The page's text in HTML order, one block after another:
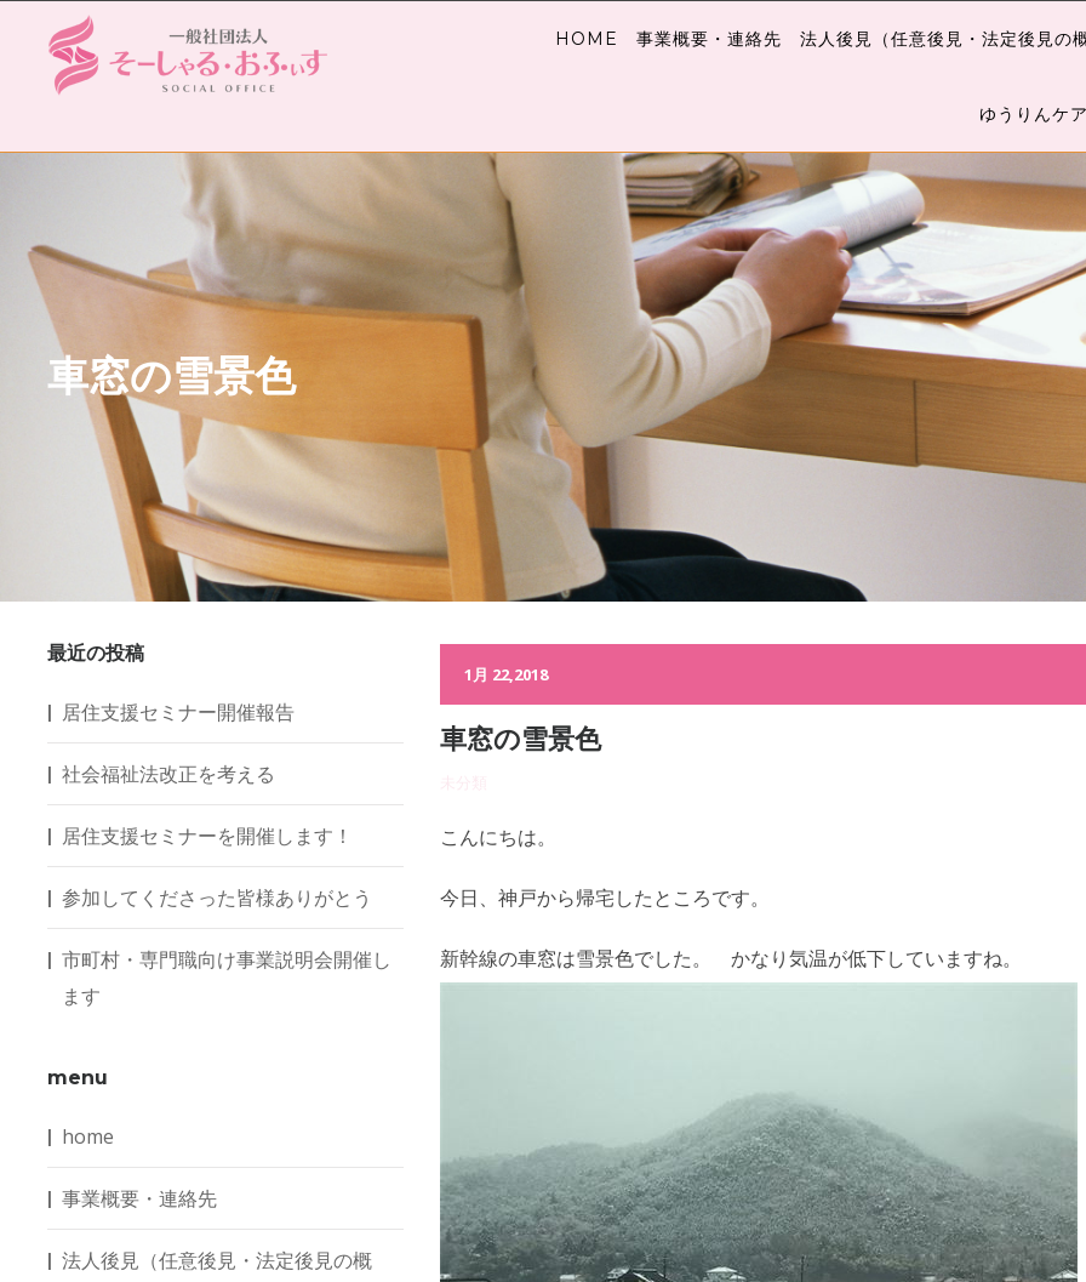
HOME 事業概要・連絡先 法人後見（任意後見・法定後見の概
ゆうりんケ
車窓の雪景色
1月 22,2018
車窓の雪景色
こんにちは。
今日、神戸から帰宅したところです。
新幹線の車窓は雪景色でした。 かなり気温が低下していますね。
最近の投稿
居住支援セミナー開催報告
社会福祉法改正を考える
居住支援セミナーを開催します！
参加してくださった皆様ありがとう
市町村・専門職向け事業説明会開催し
ます
menu
home
事業概要・連絡先
法人後見（任意後見・法定後見の概